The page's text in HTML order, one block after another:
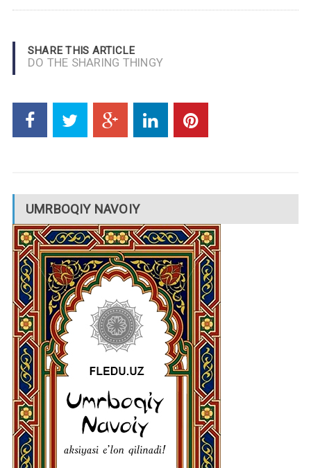
SHARE THIS ARTICLE
DO THE SHARING THINGY
UMRBOQIY NAVOIY